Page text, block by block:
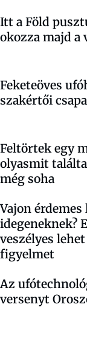
Itt a Föld
okozza majd a
Feketeöves
szakértői
Feltörtek egy
olyasmit
még soha
Vajon
idegeneknek?
veszélyes
figyelmet
Az
versenyt